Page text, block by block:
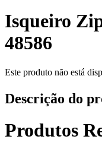
Isqueiro
48586
Este produto não está
Descrição do
Produtos